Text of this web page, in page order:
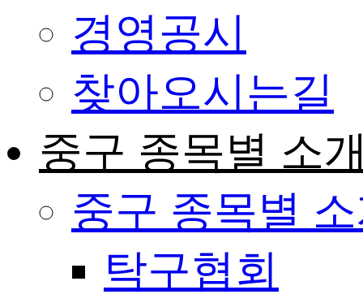
경영공시
찾아오시는길
중구 종목별 소
중구 종목별
탁구협회